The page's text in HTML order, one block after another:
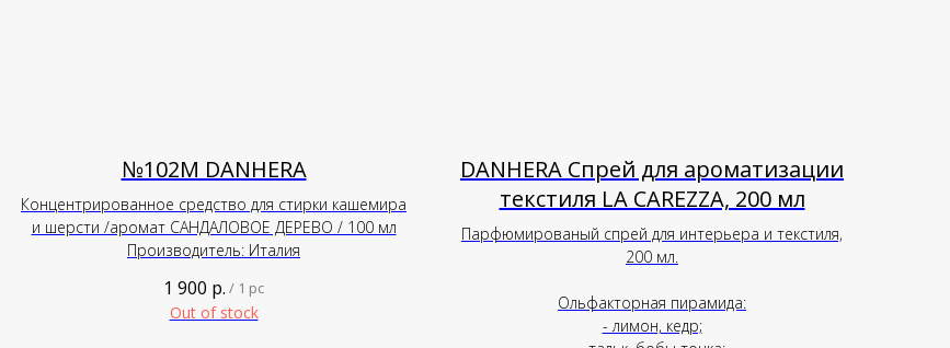
№102М DANHERA
Концентрированное средство для стирки кашемира
и шерсти /аромат САНДАЛОВОЕ ДЕРЕВО / 100 мл
Производитель: Италия
1 900 р. / 1 pc
Out of stock
DANHERA Спрей для ароматизации
текстиля LA CAREZZA, 200 мл
Парфюмированый спрей для интерьера и текстиля,
200 мл.
Ольфакторная пирамида:
- лимон, кедр;